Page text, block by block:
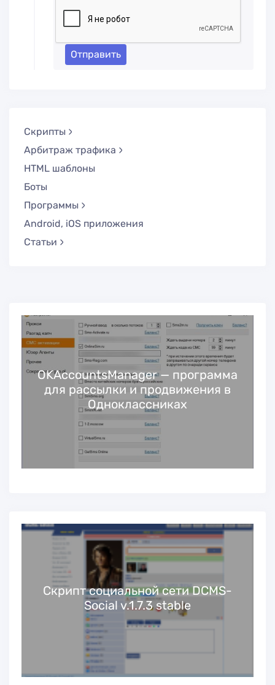
Отправить
Скрипты
Арбитраж трафика
HTML шаблоны
Боты
Программы
Android, iOS приложения
Статьи
OKAccountsManager — программа
для рассылки и продвижения в
Одноклассниках
Скрипт социальной сети DCMS-
Social v.1.7.3 stable